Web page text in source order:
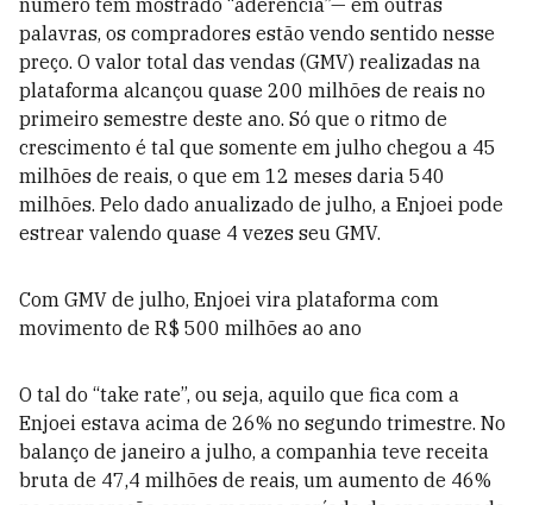
número tem mostrado “aderência”— em outras
palavras, os compradores estão vendo sentido nesse
preço. O valor total das vendas (GMV) realizadas na
plataforma alcançou quase 200 milhões de reais no
primeiro semestre deste ano. Só que o ritmo de
crescimento é tal que somente em julho chegou a 45
milhões de reais, o que em 12 meses daria 540
milhões. Pelo dado anualizado de julho, a Enjoei pode
estrear valendo quase 4 vezes seu GMV.
Com GMV de julho, Enjoei vira plataforma com
movimento de R$ 500 milhões ao ano
O tal do “take rate”, ou seja, aquilo que fica com a
Enjoei estava acima de 26% no segundo trimestre. No
balanço de janeiro a julho, a companhia teve receita
bruta de 47,4 milhões de reais, um aumento de 46%